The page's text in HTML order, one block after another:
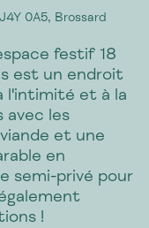
J4Y 0A5, Brossard
festif 18
est un endroit
l'intimité et à la
avec les
et une
en
semi-privé pour
!